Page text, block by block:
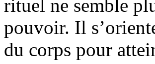
rituel ne semble
pouvoir. Il
du corps pour